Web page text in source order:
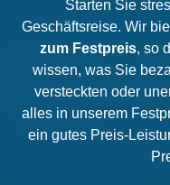
Starten Sie
Geschäftsreise. Wir
zum Festpreis, so
wissen, was Sie
versteckten oder
alles in unserem
ein gutes Preis-